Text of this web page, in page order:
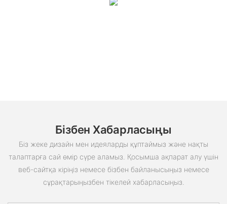
Бізбен Хабарласыңы
Біз жеке дизайн мен идеяларды құптаймыз және нақты
талаптарға сай өмір сүре аламыз. Қосымша ақпарат алу үшін
веб-сайтқа кіріңіз немесе бізбен байланысыңыз немесе
сұрақтарыңызбен тікелей хабарласыңыз.